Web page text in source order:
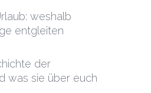
weshalb
entgleiten
der
was sie über euch